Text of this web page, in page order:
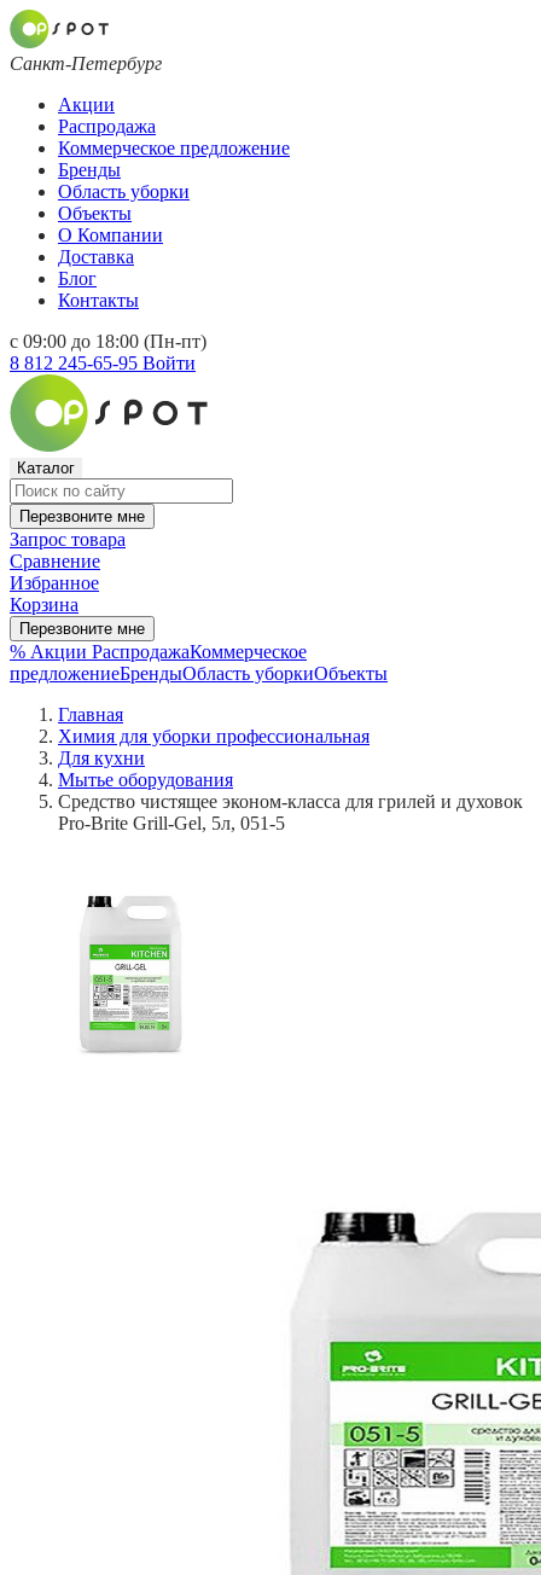
Санкт-Петербург
Акции
Распродажа
Коммерческое предложение
Бренды
Область уборки
Объекты
О Компании
Доставка
Блог
Контакты
с 09:00 до 18:00 (Пн-пт)
8 812 245-65-95 Войти
Каталог
Перезвоните мне
Запрос товара
Сравнение
Избранное
Корзина
Перезвоните мне
% Акции РаспродажаКоммерческое
предложениеБрендыОбласть уборкиОбъекты
Главная
Химия для уборки профессиональная
Для кухни
Мытье оборудования
Средство чистящее эконом-класса для грилей и духовок
Pro-Brite Grill-Gel, 5л, 051-5